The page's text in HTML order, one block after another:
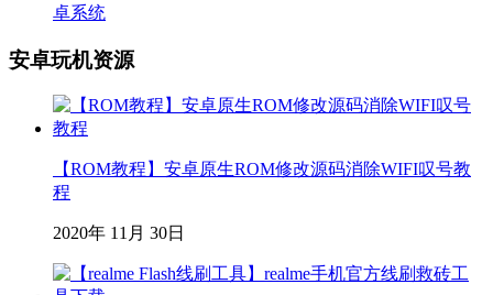
卓系统
安卓玩机资源
【ROM教程】安卓原生ROM修改源码消除WIFI叹号教
程
2020年 11月 30日